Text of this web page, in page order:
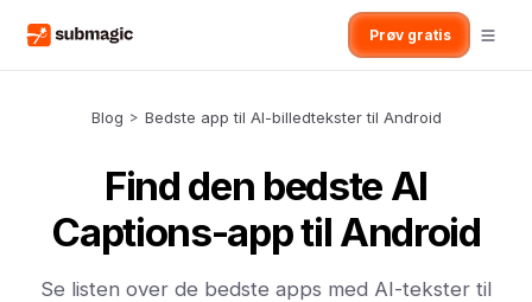
Prøv gratis
Blog > Bedste app til AI-billedtekster til Android
Find den bedste AI
Captions-app til Android
Se listen over de bedste apps med AI-tekster til